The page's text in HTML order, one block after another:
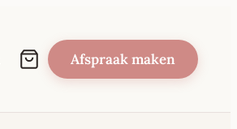
Afspraak maken